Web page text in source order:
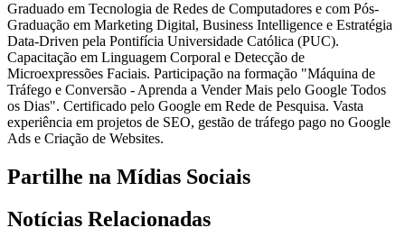
Graduado em Tecnologia de Redes de Computadores e com Pós-
Graduação em Marketing Digital, Business Intelligence e Estratégia
Data-Driven pela Pontifícia Universidade Católica (PUC).
Capacitação em Linguagem Corporal e Detecção de
Microexpressões Faciais. Participação na formação "Máquina de
Tráfego e Conversão - Aprenda a Vender Mais pelo Google Todos
os Dias". Certificado pelo Google em Rede de Pesquisa. Vasta
experiência em projetos de SEO, gestão de tráfego pago no Google
Ads e Criação de Websites.
Partilhe na Mídias Sociais
Notícias Relacionadas